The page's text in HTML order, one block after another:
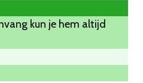
kun je hem altijd